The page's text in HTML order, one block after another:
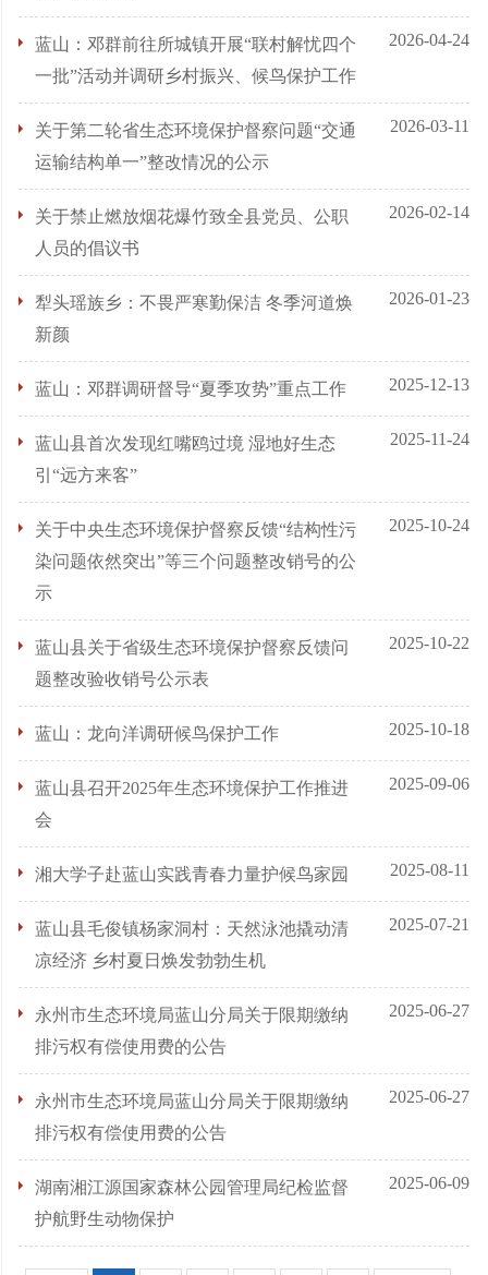
蓝山：邓群前往所城镇开展“联村解忧四个
一批”活动并调研乡村振兴、候鸟保护工作
2026-04-24
关于第二轮省生态环境保护督察问题“交通
运输结构单一”整改情况的公示
2026-03-11
关于禁止燃放烟花爆竹致全县党员、公职
人员的倡议书
2026-02-14
犁头瑶族乡：不畏严寒勤保洁 冬季河道焕
新颜
2026-01-23
蓝山：邓群调研督导“夏季攻势”重点工作 2025-12-13
蓝山县首次发现红嘴鸥过境 湿地好生态
引“远方来客”
2025-11-24
关于中央生态环境保护督察反馈“结构性污
染问题依然突出”等三个问题整改销号的公
示
2025-10-24
蓝山县关于省级生态环境保护督察反馈问
题整改验收销号公示表
2025-10-22
蓝山：龙向洋调研候鸟保护工作 2025-10-18
蓝山县召开2025年生态环境保护工作推进
会
2025-09-06
湘大学子赴蓝山实践青春力量护候鸟家园 2025-08-11
蓝山县毛俊镇杨家洞村：天然泳池撬动清
凉经济 乡村夏日焕发勃勃生机
2025-07-21
永州市生态环境局蓝山分局关于限期缴纳
排污权有偿使用费的公告
2025-06-27
永州市生态环境局蓝山分局关于限期缴纳
排污权有偿使用费的公告
2025-06-27
湖南湘江源国家森林公园管理局纪检监督
护航野生动物保护
2025-06-09